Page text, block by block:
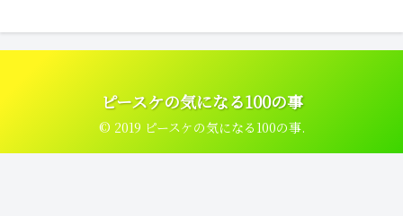
ピースケの気になる100の事
© 2019 ピースケの気になる100の事.